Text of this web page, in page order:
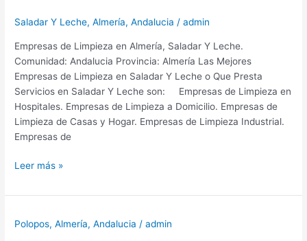
Los
Provincia
Almería
Saladar Y Leche,Almería,Andalucia /admin
Empresas de Limpieza en Almería, Saladar Y Leche.
Comunidad: Andalucia Provincia: Almería Las Mejores
Empresas de Limpieza en Saladar Y Leche o Que Presta
Servicios en Saladar Y Leche son: Empresas de Limpieza en
Hospitales. Empresas de Limpieza a Domicilio. Empresas de
Limpieza de Casas y Hogar. Empresas de Limpieza Industrial.
Empresas de
Empresas
Limpieza
Saladar
Leer más »
Polopos,Almería,Andalucia /admin